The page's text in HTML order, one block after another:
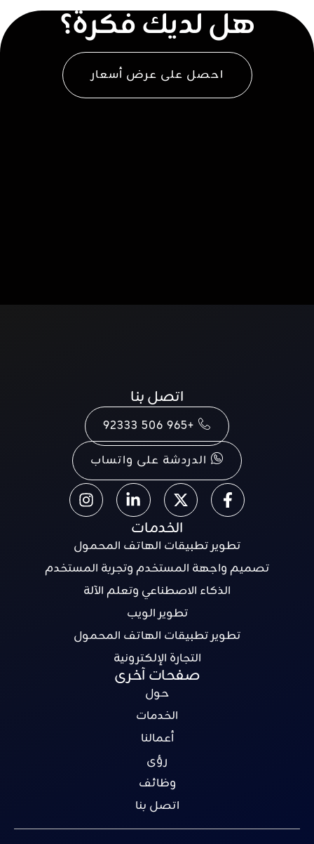
هل لديك فكرة؟
احصل على عرض أسعار
اتصل بنا
+965 506 92333
الدردشة على واتساب
الخدمات
تطوير تطبيقات الهاتف المحمول
تصميم واجهة المستخدم وتجربة المستخدم
الذكاء الاصطناعي وتعلم الآلة
تطوير الويب
تطوير تطبيقات الهاتف المحمول
التجارة الإلكترونية
صفحات أخرى
حول
الخدمات
أعمالنا
رؤى
وظائف
اتصل بنا